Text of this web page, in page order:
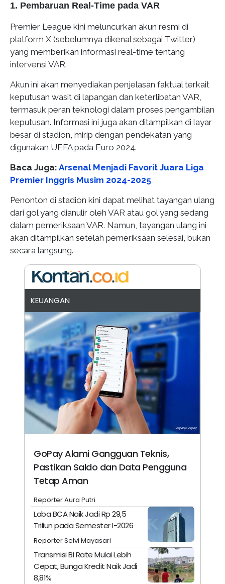
1. Pembaruan Real-Time pada VAR
Premier League kini meluncurkan akun resmi di
platform X (sebelumnya dikenal sebagai Twitter)
yang memberikan informasi real-time tentang
intervensi VAR.
Akun ini akan menyediakan penjelasan faktual terkait
keputusan wasit di lapangan dan keterlibatan VAR,
termasuk peran teknologi dalam proses pengambilan
keputusan. Informasi ini juga akan ditampilkan di layar
besar di stadion, mirip dengan pendekatan yang
digunakan UEFA pada Euro 2024.
Baca Juga: Arsenal Menjadi Favorit Juara Liga
Premier Inggris Musim 2024-2025
Penonton di stadion kini dapat melihat tayangan ulang
dari gol yang dianulir oleh VAR atau gol yang sedang
dalam pemeriksaan VAR. Namun, tayangan ulang ini
akan ditampilkan setelah pemeriksaan selesai, bukan
secara langsung.
KEUANGAN
GoPay Alami Gangguan Teknis,
Pastikan Saldo dan Data Pengguna
Tetap Aman
Reporter Aura Putri
Laba BCA Naik Jadi Rp 29,5
Triliun pada Semester I-2026
Reporter Selvi Mayasari
Transmisi BI Rate Mulai Lebih
Cepat, Bunga Kredit Naik Jadi
8,81%